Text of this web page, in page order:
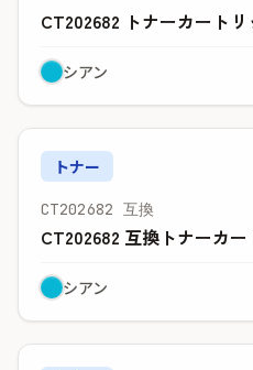
CT202682 トナーカート
シアン
トナー
CT202682 互換
CT202682 互換トナーカ
シアン